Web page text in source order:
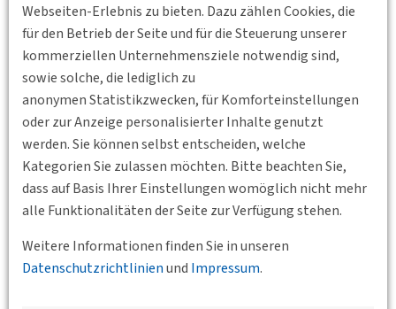
Webseiten-Erlebnis zu bieten. Dazu zählen Cookies, die
für den Betrieb der Seite und für die Steuerung unserer
kommerziellen Unternehmensziele notwendig sind,
sowie solche, die lediglich zu
anonymen Statistikzwecken, für Komforteinstellungen
oder zur Anzeige personalisierter Inhalte genutzt
werden. Sie können selbst entscheiden, welche
Kategorien Sie zulassen möchten. Bitte beachten Sie,
dass auf Basis Ihrer Einstellungen womöglich nicht mehr
alle Funktionalitäten der Seite zur Verfügung stehen.
Weitere Informationen finden Sie in unseren
Datenschutzrichtlinienund Impressum.
Zurück